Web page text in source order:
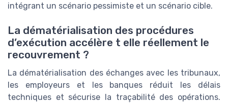
intégrant un scénario pessimiste et un scénario cible.
La dématérialisation des procédures
d’exécution accélère t elle réellement le
recouvrement ?
La dématérialisation des échanges avec les tribunaux,
les employeurs et les banques réduit les délais
techniques et sécurise la traçabilité des opérations.